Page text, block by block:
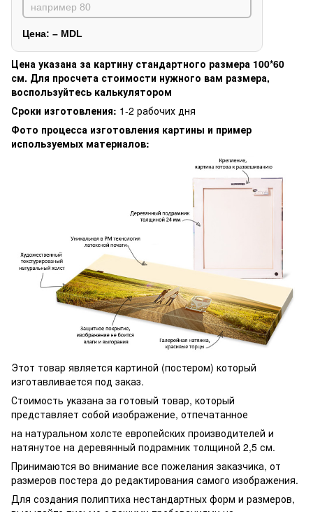
Цена: – MDL
Цена указана за картину стандартного размера 100*60
см. Для просчета стоимости нужного вам размера,
воспользуйтесь калькулятором
Сроки изготовления: 1-2 рабочих дня
Фото процесса изготовления картины и пример
используемых материалов:
Этот товар является картиной (постером) который
изготавливается под заказ.
Стоимость указана за готовый товар, который
представляет собой изображение, отпечатанное
на натуральном холсте европейских производителей и
натянутое на деревянный подрамник толщиной 2,5 см.
Принимаются во внимание все пожелания заказчика, от
размеров постера до редактирования самого изображения.
Для создания полиптиха нестандартных форм и размеров,